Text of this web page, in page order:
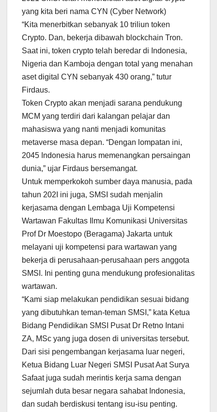
yang kita beri nama CYN (Cyber Network)
“Kita menerbitkan sebanyak 10 triliun token
Crypto. Dan, bekerja dibawah blockchain Tron.
Saat ini, token crypto telah beredar di Indonesia,
Nigeria dan Kamboja dengan total yang menahan
aset digital CYN sebanyak 430 orang,” tutur
Firdaus.
Token Crypto akan menjadi sarana pendukung
MCM yang terdiri dari kalangan pelajar dan
mahasiswa yang nanti menjadi komunitas
metaverse masa depan. “Dengan lompatan ini,
2045 Indonesia harus memenangkan persaingan
dunia,” ujar Firdaus bersemangat.
Untuk memperkokoh sumber daya manusia, pada
tahun 202I ini juga, SMSI sudah menjalin
kerjasama dengan Lembaga Uji Kompetensi
Wartawan Fakultas Ilmu Komunikasi Universitas
Prof Dr Moestopo (Beragama) Jakarta untuk
melayani uji kompetensi para wartawan yang
bekerja di perusahaan-perusahaan pers anggota
SMSI. Ini penting guna mendukung profesionalitas
wartawan.
“Kami siap melakukan pendidikan sesuai bidang
yang dibutuhkan teman-teman SMSI,” kata Ketua
Bidang Pendidikan SMSI Pusat Dr Retno Intani
ZA, MSc yang juga dosen di universitas tersebut.
Dari sisi pengembangan kerjasama luar negeri,
Ketua Bidang Luar Negeri SMSI Pusat Aat Surya
Safaat juga sudah merintis kerja sama dengan
sejumlah duta besar negara sahabat Indonesia,
dan sudah berdiskusi tentang isu-isu penting.